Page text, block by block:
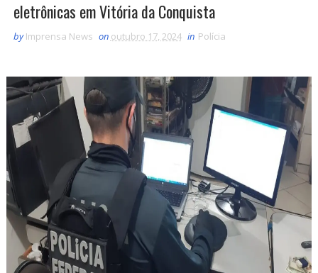
eletrônicas em Vitória da Conquista
by Imprensa News on outubro 17, 2024 in Polícia